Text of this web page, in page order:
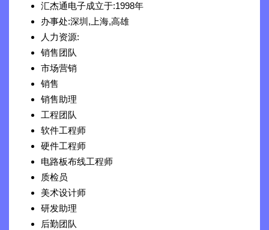
汇杰通电子成立于:1998年
办事处:深圳,上海,高雄
人力资源:
销售团队
市场营销
销售
销售助理
工程团队
软件工程师
硬件工程师
电路板布线工程师
质检员
美术设计师
研发助理
后勤团队